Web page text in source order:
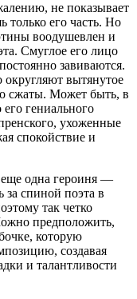
не показывает
только его часть. Но
воодушевлен и
Смуглое его лицо
завиваются.
вытянутое
сжаты. Может быть, в
гениального
ухоженные
спокойствие и
одна героиня —
за спиной поэта в
так четко
предположить,
которую
создавая
и талантливости